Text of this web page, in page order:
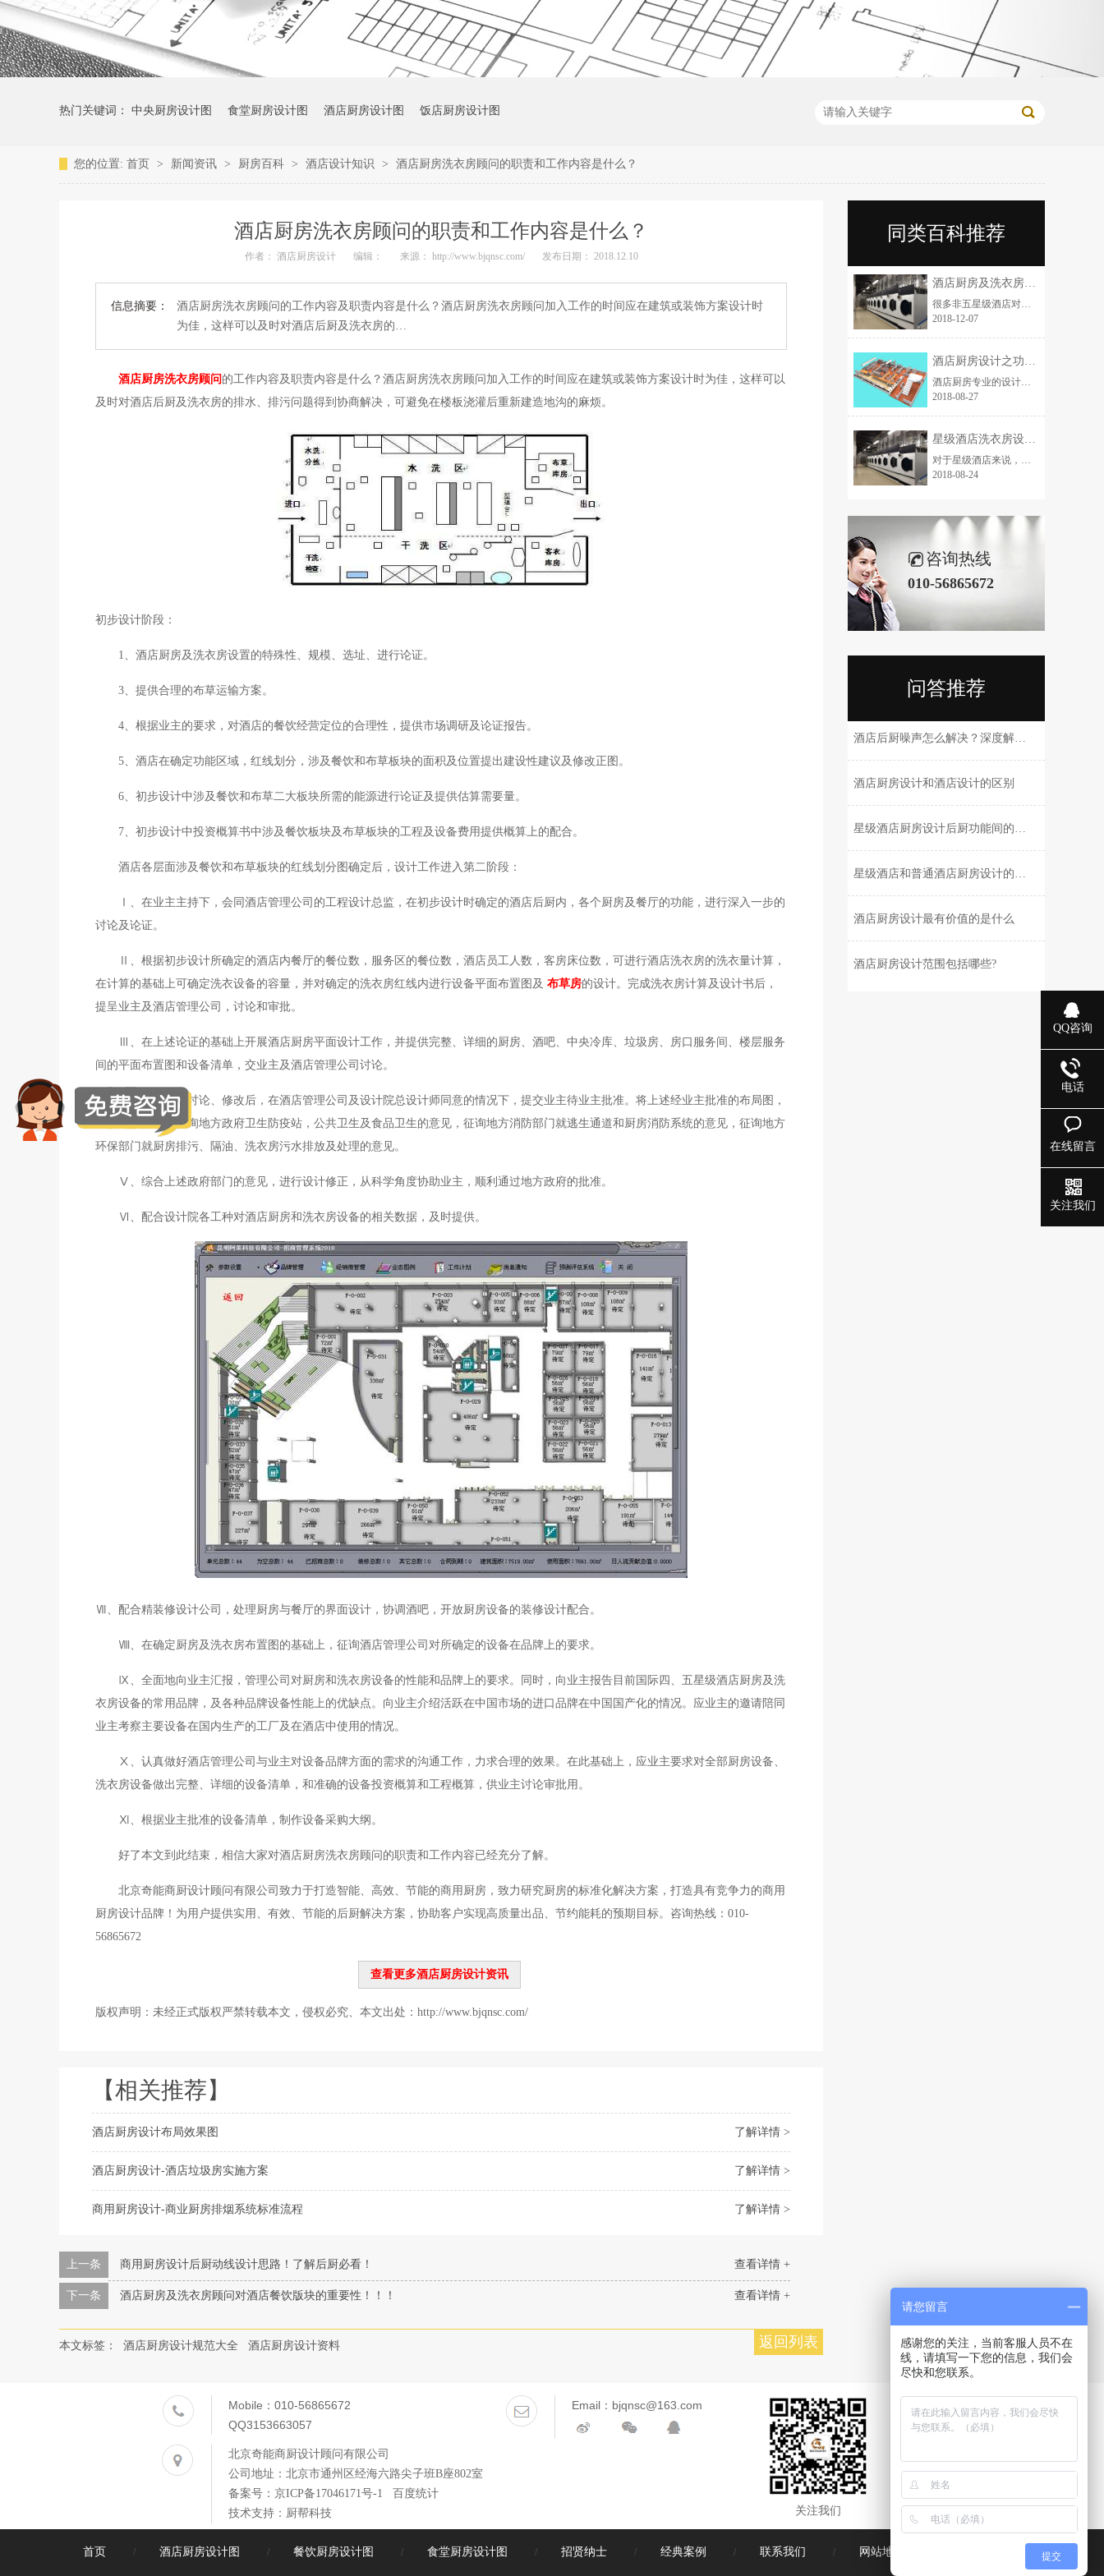
热门关键词： 中央厨房设计图 食堂厨房设计图 酒店厨房设计图 饭店厨房设计图
您的位置: 首页 > 新闻资讯 > 厨房百科 > 酒店设计知识 > 酒店厨房洗衣房顾问的职责和工作内容是什么？
酒店厨房洗衣房顾问的职责和工作内容是什么？
作者： 酒店厨房设计 编辑： 来源： http://www.bjqnsc.com/ 发布日期： 2018.12.10
信息摘要：
酒店厨房洗衣房顾问的工作内容及职责内容是什么？酒店厨房洗衣房顾问加入工作的时间应在建筑或装饰方案设计时
为佳，这样可以及时对酒店后厨及洗衣房的…
酒店厨房洗衣房顾问 的工作内容及职责内容是什么？酒店厨房洗衣房顾问加入工作的时间应在建筑或装饰方案设计时为佳，这样可以
及时对酒店后厨及洗衣房的排水、排污问题得到协商解决，可避免在楼板浇灌后重新建造地沟的麻烦。
初步设计阶段：
1、酒店厨房及洗衣房设置的特殊性、规模、选址、进行论证。
3、提供合理的布草运输方案。
4、根据业主的要求，对酒店的餐饮经营定位的合理性，提供市场调研及论证报告。
5、酒店在确定功能区域，红线划分，涉及餐饮和布草板块的面积及位置提出建设性建议及修改正图。
6、初步设计中涉及餐饮和布草二大板块所需的能源进行论证及提供估算需要量。
7、初步设计中投资概算书中涉及餐饮板块及布草板块的工程及设备费用提供概算上的配合。
酒店各层面涉及餐饮和布草板块的红线划分图确定后，设计工作进入第二阶段：
Ⅰ、在业主主持下，会同酒店管理公司的工程设计总监，在初步设计时确定的酒店后厨内，各个厨房及餐厅的功能，进行深入一步的
讨论及论证。
Ⅱ、根据初步设计所确定的酒店内餐厅的餐位数，服务区的餐位数，酒店员工人数，客房床位数，可进行酒店洗衣房的洗衣量计算，
在计算的基础上可确定洗衣设备的容量，并对确定的洗衣房红线内进行设备平面布置图及 布草房的设计。完成洗衣房计算及设计书后，
提呈业主及酒店管理公司，讨论和审批。
Ⅲ、在上述论证的基础上开展酒店厨房平面设计工作，并提供完整、详细的厨房、酒吧、中央冷库、垃圾房、房口服务间、楼层服务
间的平面布置图和设备清单，交业主及酒店管理公司讨论。
Ⅳ、经过反复讨论、修改后，在酒店管理公司及设计院总设计师同意的情况下，提交业主待业主批准。将上述经业主批准的布局图，
在业主主持下，征询地方政府卫生防疫站，公共卫生及食品卫生的意见，征询地方消防部门就逃生通道和厨房消防系统的意见，征询地方
环保部门就厨房排污、隔油、洗衣房污水排放及处理的意见。
Ⅴ、综合上述政府部门的意见，进行设计修正，从科学角度协助业主，顺利通过地方政府的批准。
Ⅵ、配合设计院各工种对酒店厨房和洗衣房设备的相关数据，及时提供。
Ⅶ、配合精装修设计公司，处理厨房与餐厅的界面设计，协调酒吧，开放厨房设备的装修设计配合。
Ⅷ、在确定厨房及洗衣房布置图的基础上，征询酒店管理公司对所确定的设备在品牌上的要求。
Ⅸ、全面地向业主汇报，管理公司对厨房和洗衣房设备的性能和品牌上的要求。同时，向业主报告目前国际四、五星级酒店厨房及洗
衣房设备的常用品牌，及各种品牌设备性能上的优缺点。向业主介绍活跃在中国市场的进口品牌在中国国产化的情况。应业主的邀请陪同
业主考察主要设备在国内生产的工厂及在酒店中使用的情况。
Ⅹ、认真做好酒店管理公司与业主对设备品牌方面的需求的沟通工作，力求合理的效果。在此基础上，应业主要求对全部厨房设备、
洗衣房设备做出完整、详细的设备清单，和准确的设备投资概算和工程概算，供业主讨论审批用。
Ⅺ、根据业主批准的设备清单，制作设备采购大纲。
好了本文到此结束，相信大家对酒店厨房洗衣房顾问的职责和工作内容已经充分了解。
北京奇能商厨设计顾问有限公司致力于打造智能、高效、节能的商用厨房，致力研究厨房的标准化解决方案，打造具有竞争力的商用
厨房设计品牌！为用户提供实用、有效、节能的后厨解决方案，协助客户实现高质量出品、节约能耗的预期目标。咨询热线：010-
56865672
查看更多酒店厨房设计资讯
版权声明：未经正式版权严禁转载本文，侵权必究、本文出处：http://www.bjqnsc.com/
【相关推荐】
了解详情 >
酒店厨房设计布局效果图
了解详情 >
酒店厨房设计-酒店垃圾房实施方案
了解详情 >
商用厨房设计-商业厨房排烟系统标准流程
查看详情 +
上一条 商用厨房设计后厨动线设计思路！了解后厨必看！
查看详情 +
下一条 酒店厨房及洗衣房顾问对酒店餐饮版块的重要性！！！
返回列表
本文标签： 酒店厨房设计规范大全 酒店厨房设计资料
同类百科推荐
酒店厨房及洗衣房顾问对酒店餐饮版块的重要性！！！
很多非五星级酒店对洗衣房这块并不上心，因此导致了后期运营预算超标。论酒店厨房及洗衣房顾问工作的必要性。给大家整理了一下几点：(1)国际上星级酒店餐饮板块，已从中西厨房设置，扩大到酒店的宴会厅厨房、多功能厅厨房、行政酒廊厨房、异国异地风味厨房、
2018-12-07
酒店厨房设计之功能间是如何衔接的？
酒店厨房专业的设计是酒店后厨运营的灵魂所在，功能区域的布置，功能间的衔接，设备的分配这些都是厨房设计的关键所在，不同的功能间有不同的设计特点，有不同的设备配置，在设计中该如何进行衔接呢？
2018-08-27
星级酒店洗衣房设计规划理念
对于星级酒店来说，洗衣房及配套设施是酒店评星的硬件要求之一。有了洗衣房，更能体现酒店完善的服务水平和增加酒店的品质档次。那么在进行酒店整体设计时如何来设计星级酒店的洗衣房呢？
2018-08-24
咨询热线
010-56865672
问答推荐
酒店后厨噪声怎么解决？深度解析厨房噪声！设计师注意了！
酒店厨房设计和酒店设计的区别
星级酒店厨房设计后厨功能间的划分和设备档次是怎样来配置的？
星级酒店和普通酒店厨房设计的区别
酒店厨房设计最有价值的是什么
酒店厨房设计范围包括哪些?
Mobile：010-56865672
QQ3153663057
Email：bjqnsc@163.com
北京奇能商厨设计顾问有限公司
公司地址：北京市通州区经海六路尖子班B座802室
备案号： 京ICP备17046171号-1 百度统计
技术支持：厨帮科技
关注我们
首页 / 酒店厨房设计图 / 餐饮厨房设计图 / 食堂厨房设计图 / 招贤纳士 / 经典案例 / 联系我们 / 网站地图
QQ咨询
电话
在线留言
关注我们
请您留言
感谢您的关注，当前客服人员不在
线，请填写一下您的信息，我们会
尽快和您联系。
提交